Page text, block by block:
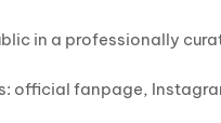
in a professionally
official fanpage,